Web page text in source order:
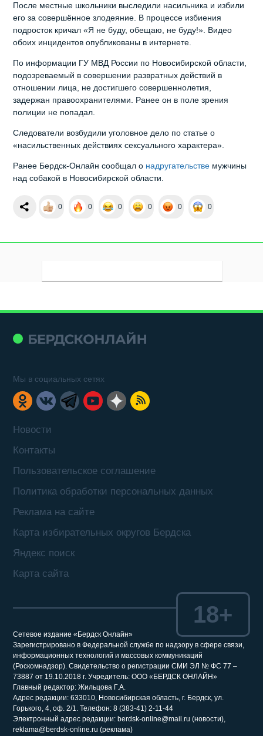
После местные школьники выследили насильника и избили
его за совершённое злодеяние. В процессе избиения
подросток кричал «Я не буду, обещаю, не буду!». Видео
обоих инцидентов опубликованы в интернете.
По информации ГУ МВД России по Новосибирской области,
подозреваемый в совершении развратных действий в
отношении лица, не достигшего совершеннолетия,
задержан правоохранителями. Ранее он в поле зрения
полиции не попадал.
Следователи возбудили уголовное дело по статье о
«насильственных действиях сексуального характера».
Ранее Бердск-Онлайн сообщал о надругательстве мужчины
над собакой в Новосибирской области.
0 0 0 0 0 0
Новости
Контакты
Пользовательское соглашение
Политика обработки персональных данных
Реклама на сайте
Карта избирательных округов Бердска
Яндекс поиск
Карта сайта
Мы в социальных сетях
Сетевое издание «Бердск Онлайн»
Зарегистрировано в Федеральной службе по надзору в сфере связи,
информационных технологий и массовых коммуникаций
(Роскомнадзор). Свидетельство о регистрации СМИ ЭЛ № ФС 77 –
73887 от 19.10.2018 г. Учредитель: ООО «БЕРДСК ОНЛАЙН»
Главный редактор: Жильцова Г.А.
Адрес редакции: 633010, Новосибирская область, г. Бердск, ул.
Горького, 4, оф. 2/1. Телефон: 8 (383-41) 2-11-44
Электронный адрес редакции: berdsk-online@mail.ru (новости),
reklama@berdsk-online.ru (реклама)
18+